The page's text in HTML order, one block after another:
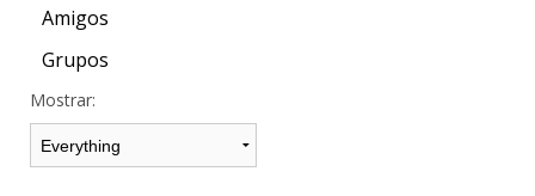
Amigos
Grupos
Mostrar: